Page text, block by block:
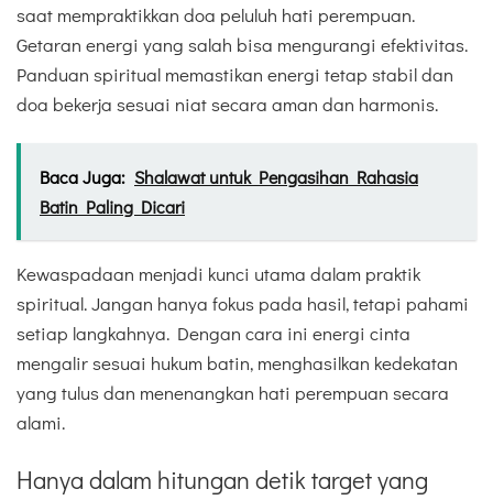
saat mempraktikkan doa peluluh hati perempuan.
Getaran energi yang salah bisa mengurangi efektivitas.
Panduan spiritual memastikan energi tetap stabil dan
doa bekerja sesuai niat secara aman dan harmonis.
Baca Juga: Shalawat untuk Pengasihan Rahasia
Batin Paling Dicari
Kewaspadaan menjadi kunci utama dalam praktik
spiritual. Jangan hanya fokus pada hasil, tetapi pahami
setiap langkahnya. Dengan cara ini energi cinta
mengalir sesuai hukum batin, menghasilkan kedekatan
yang tulus dan menenangkan hati perempuan secara
alami.
Hanya dalam hitungan detik target yang